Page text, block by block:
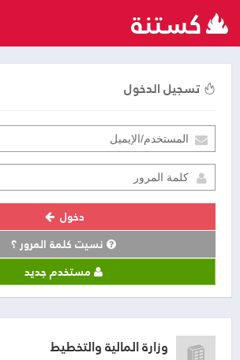
تسجيل الدخول
دخول
نسيت كلمة المرور ؟
مستخدم جديد
وزارة المالية والتخطيط